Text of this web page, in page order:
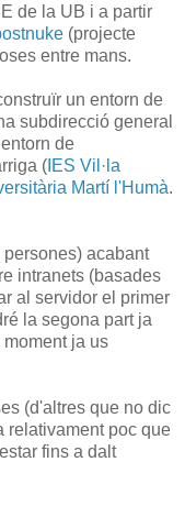
de la UB i a partir
(projecte
entre mans.
un entorn de
subdirecció general
de
( IES Vil·la
Martí l'Humà.
acabant
intranets (basades
al servidor el primer
la segona part ja
ja us
(d'altres que no dic
relativament poc que
fins a dalt